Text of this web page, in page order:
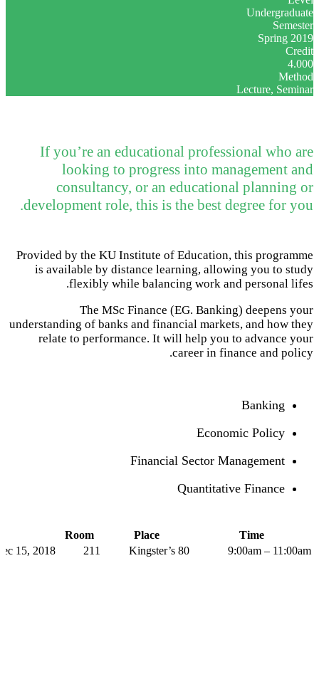
Undergraduate
Semester
Spring 2019
Credit
4.000
Method
Lecture, Seminar
If you’re an educational professional who are
looking to progress into management and
consultancy, or an educational planning or
development role, this is the best degree for you.
Provided by the KU Institute of Education, this programme
is available by distance learning, allowing you to study
flexibly while balancing work and personal lifes.
The MSc Finance (EG. Banking) deepens your
understanding of banks and financial markets, and how they
relate to performance. It will help you to advance your
career in finance and policy.
Banking
Economic Policy
Financial Sector Management
Quantitative Finance
Time
Place
Room
9:00am – 11:00am
Kingster’s 80
211
15, 2018